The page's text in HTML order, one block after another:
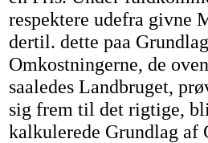
respektere udefra givne
dertil. dette paa
Omkostningerne, de
saaledes Landbruget,
sig frem til det rigtige,
kalkulerede Grundlag af